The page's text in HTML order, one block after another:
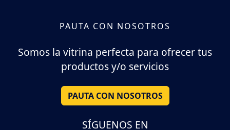
PAUTA CON NOSOTROS
Somos la vitrina perfecta para ofrecer tus
productos y/o servicios
PAUTA CON NOSOTROS
SÍGUENOS EN